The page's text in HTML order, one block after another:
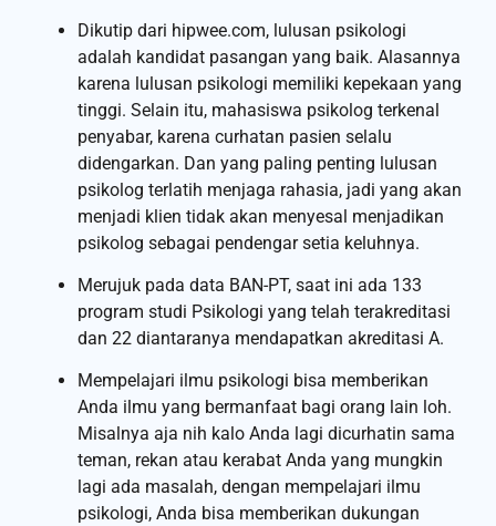
Dikutip dari hipwee.com, lulusan psikologi
adalah kandidat pasangan yang baik. Alasannya
karena lulusan psikologi memiliki kepekaan yang
tinggi. Selain itu, mahasiswa psikolog terkenal
penyabar, karena curhatan pasien selalu
didengarkan. Dan yang paling penting lulusan
psikolog terlatih menjaga rahasia, jadi yang akan
menjadi klien tidak akan menyesal menjadikan
psikolog sebagai pendengar setia keluhnya.
Merujuk pada data BAN-PT, saat ini ada 133
program studi Psikologi yang telah terakreditasi
dan 22 diantaranya mendapatkan akreditasi A.
Mempelajari ilmu psikologi bisa memberikan
Anda ilmu yang bermanfaat bagi orang lain loh.
Misalnya aja nih kalo Anda lagi dicurhatin sama
teman, rekan atau kerabat Anda yang mungkin
lagi ada masalah, dengan mempelajari ilmu
psikologi, Anda bisa memberikan dukungan